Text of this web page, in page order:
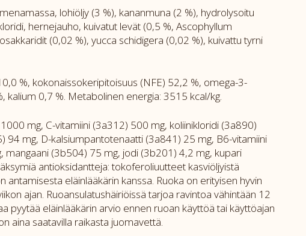
lohiöljy (3 %), kananmuna (2 %), hydrolysoitu
hernejauho, kuivatut levät (0,5 %, Ascophyllum
(0,02 %), yucca schidigera (0,02 %), kuivattu tyrni
%, kokonaissokeripitoisuus (NFE) 52,2 %, omega-3-
0,7 %. Metabolinen energia: 3515 kcal/kg.
mg, C-vitamiini (3a312) 500 mg, koliinikloridi (3a890)
94 mg, D-kalsiumpantotenaatti (3a841) 25 mg, B6-vitamiini
(3b504) 75 mg, jodi (3b201) 4,2 mg, kupari
antioksidantteja: tokoferoliuutteet kasviöljyistä
eläinlääkärin kanssa. Ruoka on erityisen hyvin
ajan. Ruoansulatushäiriöissä tarjoa ravintoa vähintään 12
pyytää eläinlääkärin arvio ennen ruoan käyttöä tai käyttöajan
aina saatavilla raikasta juomavettä.